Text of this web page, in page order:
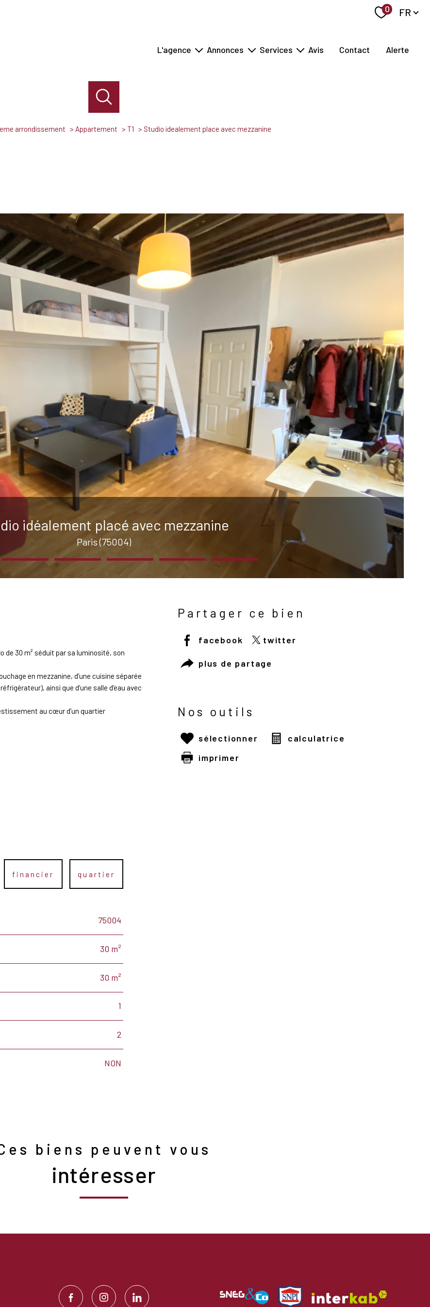
0 FR
L'agence Annonces Services Avis Contact Alerte
arrondissement Appartement T1 Studio idealement place avec mezzanine
idéalement placé avec mezzanine
Paris (75004)
de 30 m² séduit par sa luminosité, son
en mezzanine, d’une cuisine séparée
ainsi que d’une salle d’eau avec
au cœur d’un quartier
Partager ce bien
facebook twitter
plus de partage
Nos outils
sélectionner
calculatrice
imprimer
financier quartier
75004
30 m²
30 m²
1
2
NON
biens peuvent vous
intéresser